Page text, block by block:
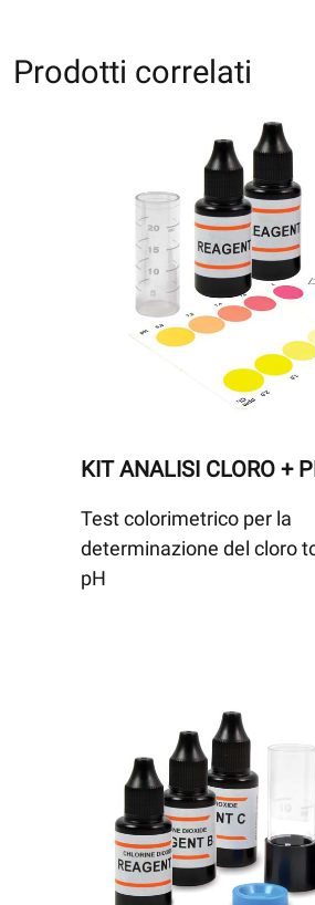
Prodotti correlati
KIT ANALISI CLORO +
Test colorimetrico per la
determinazione del cloro
pH